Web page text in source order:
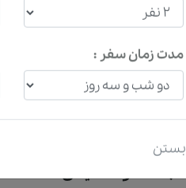
نفر
نفر
جلسه و همایش
مدت زمان سفر :
بستن